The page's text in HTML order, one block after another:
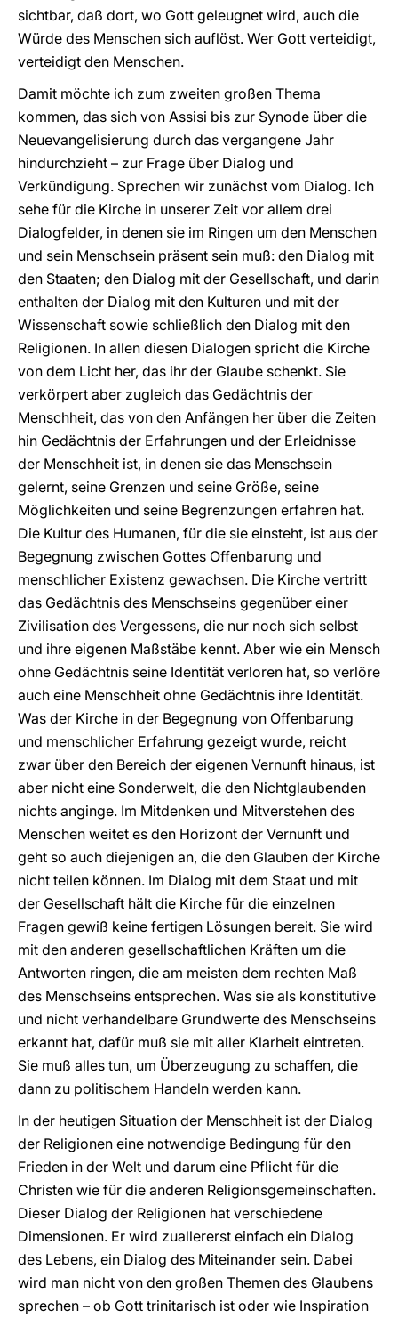
sichtbar, daß dort, wo Gott geleugnet wird, auch die
Würde des Menschen sich auflöst. Wer Gott verteidigt,
verteidigt den Menschen.
Damit möchte ich zum zweiten großen Thema
kommen, das sich von Assisi bis zur Synode über die
Neuevangelisierung durch das vergangene Jahr
hindurchzieht – zur Frage über Dialog und
Verkündigung. Sprechen wir zunächst vom Dialog. Ich
sehe für die Kirche in unserer Zeit vor allem drei
Dialogfelder, in denen sie im Ringen um den Menschen
und sein Menschsein präsent sein muß: den Dialog mit
den Staaten; den Dialog mit der Gesellschaft, und darin
enthalten der Dialog mit den Kulturen und mit der
Wissenschaft sowie schließlich den Dialog mit den
Religionen. In allen diesen Dialogen spricht die Kirche
von dem Licht her, das ihr der Glaube schenkt. Sie
verkörpert aber zugleich das Gedächtnis der
Menschheit, das von den Anfängen her über die Zeiten
hin Gedächtnis der Erfahrungen und der Erleidnisse
der Menschheit ist, in denen sie das Menschsein
gelernt, seine Grenzen und seine Größe, seine
Möglichkeiten und seine Begrenzungen erfahren hat.
Die Kultur des Humanen, für die sie einsteht, ist aus der
Begegnung zwischen Gottes Offenbarung und
menschlicher Existenz gewachsen. Die Kirche vertritt
das Gedächtnis des Menschseins gegenüber einer
Zivilisation des Vergessens, die nur noch sich selbst
und ihre eigenen Maßstäbe kennt. Aber wie ein Mensch
ohne Gedächtnis seine Identität verloren hat, so verlöre
auch eine Menschheit ohne Gedächtnis ihre Identität.
Was der Kirche in der Begegnung von Offenbarung
und menschlicher Erfahrung gezeigt wurde, reicht
zwar über den Bereich der eigenen Vernunft hinaus, ist
aber nicht eine Sonderwelt, die den Nichtglaubenden
nichts anginge. Im Mitdenken und Mitverstehen des
Menschen weitet es den Horizont der Vernunft und
geht so auch diejenigen an, die den Glauben der Kirche
nicht teilen können. Im Dialog mit dem Staat und mit
der Gesellschaft hält die Kirche für die einzelnen
Fragen gewiß keine fertigen Lösungen bereit. Sie wird
mit den anderen gesellschaftlichen Kräften um die
Antworten ringen, die am meisten dem rechten Maß
des Menschseins entsprechen. Was sie als konstitutive
und nicht verhandelbare Grundwerte des Menschseins
erkannt hat, dafür muß sie mit aller Klarheit eintreten.
Sie muß alles tun, um Überzeugung zu schaffen, die
dann zu politischem Handeln werden kann.
In der heutigen Situation der Menschheit ist der Dialog
der Religionen eine notwendige Bedingung für den
Frieden in der Welt und darum eine Pflicht für die
Christen wie für die anderen Religionsgemeinschaften.
Dieser Dialog der Religionen hat verschiedene
Dimensionen. Er wird zuallererst einfach ein Dialog
des Lebens, ein Dialog des Miteinander sein. Dabei
wird man nicht von den großen Themen des Glaubens
sprechen – ob Gott trinitarisch ist oder wie Inspiration